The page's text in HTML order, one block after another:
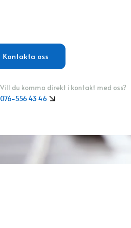
Kontakta oss
Vill du komma direkt i kontakt med oss?
076-556 43 46